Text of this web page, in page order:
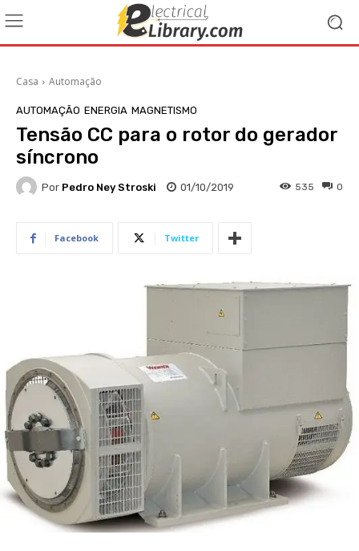
Casa Automação
AUTOMAÇÃO ENERGIA MAGNETISMO
Tensão CC para o rotor do gerador
síncrono
Por Pedro Ney Stroski 01/10/2019 0
535
Facebook Twitter